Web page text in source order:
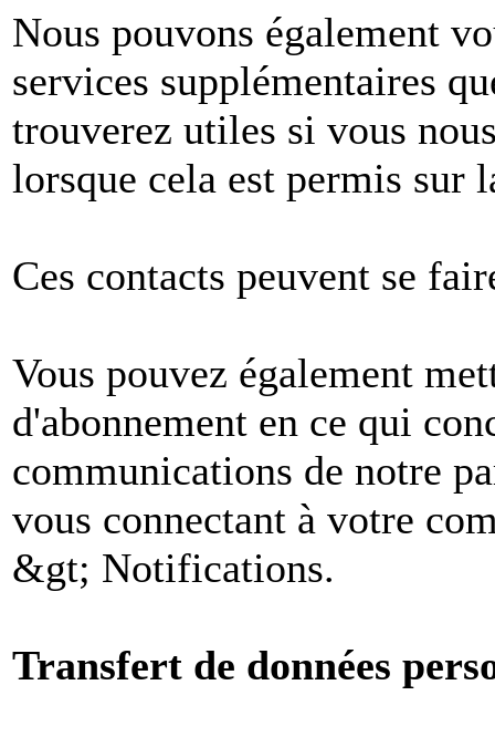
Nous pouvons également
services supplémentaires
trouverez utiles si vous
lorsque cela est permis sur
Ces contacts peuvent se
Vous pouvez également
d'abonnement en ce qui
communications de notre
vous connectant à votre
&gt; Notifications.
Transfert de données